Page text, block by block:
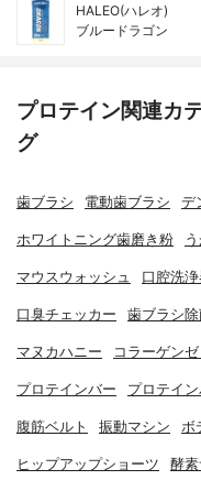
HALEO(ハレオ)
ブルードラゴン
プロテイン関連カ
グ
歯ブラシ 電動歯ブラシ デ
ホワイトニング歯磨き粉
マウスウォッシュ 口腔洗浄
口臭チェッカー 歯ブラシ除
マヌカハニー コラーゲン
プロテインバー プロテイ
腹筋ベルト 振動マシン ボ
ヒップアップショーツ 酵素